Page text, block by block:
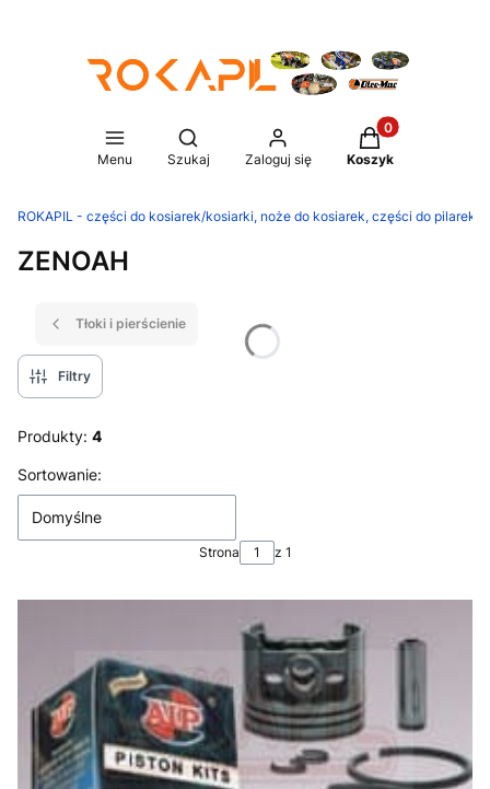
Menu
Otwórz wyszukiwarkę
Szukaj Zaloguj się
Produkty w
Koszyk
ROKAPIL - części do kosiarek/kosiarki, noże do kosiarek, części do pilarek/
ZENOAH
Tłoki i pierścienie
Filtry
Produkty: 4
Lista produktów
Sortowanie:
Domyślne
Strona z 1